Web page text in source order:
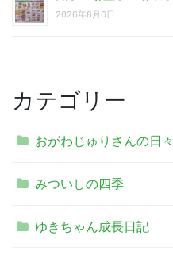
2026年8月6日
カテゴリー
おがわじゅりさんの日々
みついしの四季
ゆきちゃん成長日記